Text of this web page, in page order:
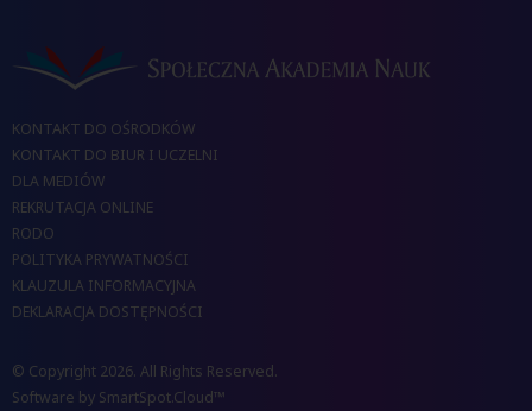
KONTAKT DO OŚRODKÓW
KONTAKT DO BIUR I UCZELNI
DLA MEDIÓW
REKRUTACJA ONLINE
RODO
POLITYKA PRYWATNOŚCI
KLAUZULA INFORMACYJNA
DEKLARACJA DOSTĘPNOŚCI
© Copyright 2026. All Rights Reserved.
Software by SmartSpot.Cloud™